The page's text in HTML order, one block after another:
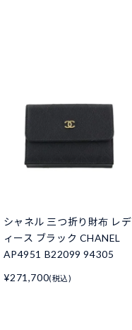
シャネル 三つ折り財布 レデ
ィース ブラック CHANEL
AP4951 B22099 94305
¥271,700(税込)